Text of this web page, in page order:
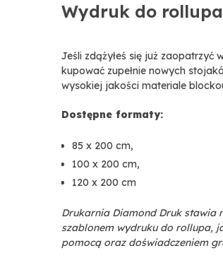
Wydruk do rollupa
Jeśli zdążyłeś się już zaopatrzyć
kupować zupełnie nowych
wysokiej jakości materiale
Dostępne formaty:
85 x 200 cm,
100 x 200 cm,
120 x 200 cm
Drukarnia Diamond Druk stawia
szablonem wydruku do rollupa,
pomocą oraz doświadczeniem